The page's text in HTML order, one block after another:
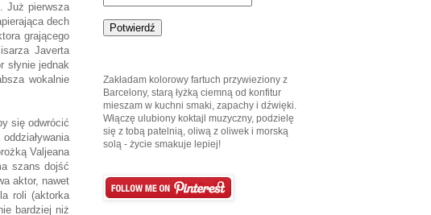
Już pierwsza
dech
grającego
Javerta
słynie jednak
wokalnie
się odwrócić
Valjeana
szans dojść
aktor, nawet
roli (aktorka
bardziej niż
Zakładam kolorowy fartuch przywieziony z
Barcelony, starą łyżką ciemną od konfitur
mieszam w kuchni smaki, zapachy i dźwięki.
Włączę ulubiony koktajl muzyczny, podzielę
się z tobą patelnią, oliwą z oliwek i morską
solą - życie smakuje lepiej!